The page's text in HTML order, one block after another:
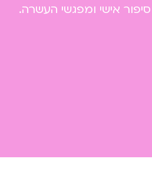
אישי ומפגשי העשרה.